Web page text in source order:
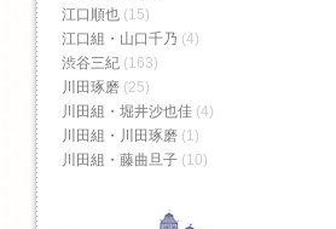
江口順也 (15)
江口組・山口千乃 (4)
渋谷三紀 (163)
川田琢磨 (25)
川田組・堀井沙也佳 (4)
川田組・川田琢磨 (1)
川田組・藤曲旦子 (10)